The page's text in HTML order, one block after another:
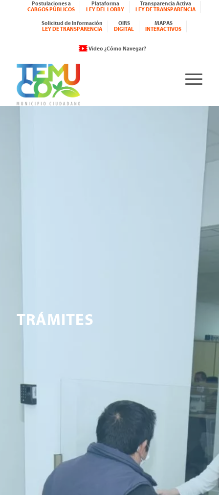
Postulaciones a
CARGOS PÚBLICOS
Plataforma
LEY DEL LOBBY
Transparencia Activa
LEY DE TRANSPARENCIA
Solicitud de Información
LEY DE TRANSPARENCIA
OIRS
DIGITAL
MAPAS
INTERACTIVOS
Video ¿Cómo Navegar?
TRÁMITES